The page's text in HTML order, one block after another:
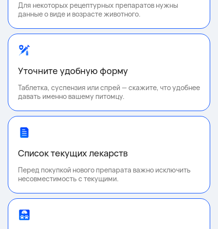
Для некоторых рецептурных препаратов нужны
данные о виде и возрасте животного.
Уточните удобную форму
Таблетка, суспензия или спрей — скажите, что удобнее
давать именно вашему питомцу.
Список текущих лекарств
Перед покупкой нового препарата важно исключить
несовместимость с текущими.